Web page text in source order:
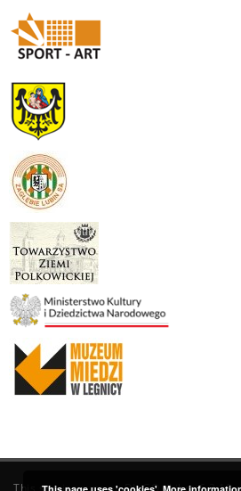
This service runs onDInGO dLibra 6.3.19